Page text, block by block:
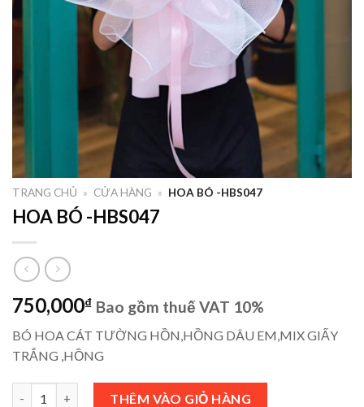
TRANG CHỦ » CỬA HÀNG » HOA BÓ -HBS047
HOA BÓ -HBS047
750,000₫ Bao gồm thuế VAT 10%
BÓ HOA CÁT TƯỜNG HỒN,HỒNG DÂU EM,MIX GIẤY
TRẮNG ,HỒNG
HOA BÓ -HBS047 số lượngTHÊM VÀO GIỎ HÀNG